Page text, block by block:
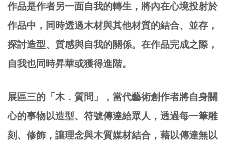
作品是作者另一面自我的轉生，將內在心境投射於
作品中，同時透過木材與其他材質的結合、並存，
探討造型、質感與自我的關係。在作品完成之際，
自我也同時昇華或獲得進階。
展區三的「木．質問」，當代藝術創作者將自身關
心的事物以造型、符號傳達給眾人，透過每一筆雕
刻、修飾，讓理念與木質媒材結合，藉以傳達無以